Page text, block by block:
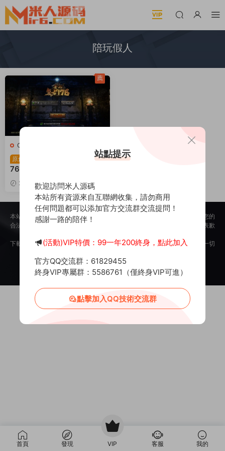
陪玩假人
C-傳奇
頁遊服務端
原創
三網H5遊戲【三職業1.
76青山複古H5】Win一鍵服
務端+陪玩假人+管理後台
+視頻架設教程
2025-02-25
2.03k
30
薦
本站所提供的内容均來自公開網絡收集、轉發、二次開發而來，若侵犯了您的
合法權益，請來信通知我們，我們會及時删除，給您帶來的不便，我們深表歉
下載用戶僅供學習交流，若使用商業用途，請購買正版授權，否則産生的一切
Copyright © 2012-2025 MiR6.COMAll Rights Reserved
投訴郵箱： Mail@Mir6.com 蜀ICP備2022016462号-2
首頁 發現 VIP 客服 我的
站點提示
歡迎訪問米人源碼
本站所有資源來自互聯網收集，請勿商用
任何問題都可以添加官方交流群交流提問！
感謝一路的陪伴！
(活動)VIP特價：99一年200終身，點此加入
官方QQ交流群：61829455
終身VIP專屬群：5586761（僅終身VIP可進）
點擊加入QQ技術交流群